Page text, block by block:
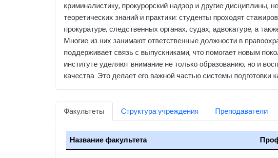
криминалистику, прокурорский надзор и другие
теоретических знаний и практики: студенты проходят
прокуратуре, следственных органах, судах, адвокатуре, а
Многие из них занимают ответственные должности в
поддерживает связь с выпускниками, что помогает новым
институте уделяют внимание не только образованию, но и
качества. Это делает его важной частью системы
Факультеты Структура учреждения Преподаватели
Название факультета